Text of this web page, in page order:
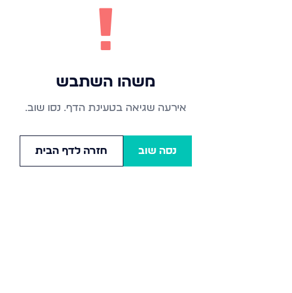
!
משהו השתבש
אירעה שגיאה בטעינת הדף. נסו שוב.
נסה שוב חזרה לדף הבית